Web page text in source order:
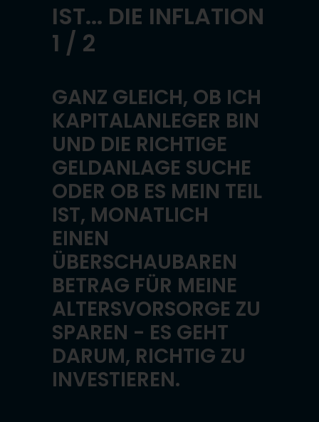
IST... DIE INFLATION
1 / 2
GANZ GLEICH, OB ICH
KAPITALANLEGER BIN
UND DIE RICHTIGE
GELDANLAGE SUCHE
ODER OB ES MEIN TEIL
IST, MONATLICH
EINEN
ÜBERSCHAUBAREN
BETRAG FÜR MEINE
ALTERSVORSORGE ZU
SPAREN - ES GEHT
DARUM, RICHTIG ZU
INVESTIEREN.